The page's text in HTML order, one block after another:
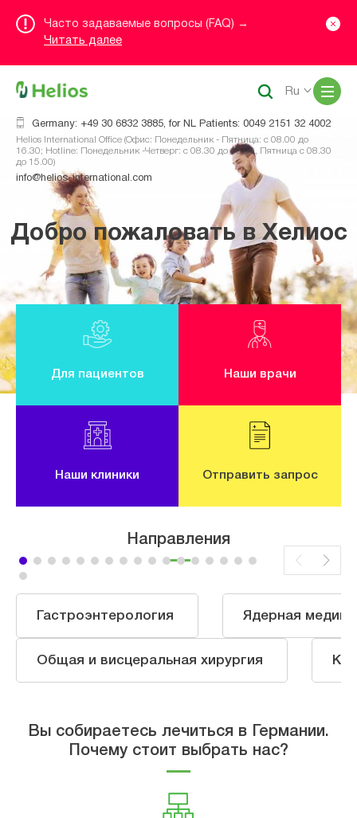
Часто задаваемые вопросы (FAQ) →
Читать далее
Germany: +49 30 6832 3885, for NL Patients: 0049 2151 32 4002
Helios International Office (Офис: Понедельник - Пятница: с 08.00 до
16.30; Hotline: Понедельник -Четверг: с 08.30 до 16.00, Пятница с 08.30
до 15.00)
info@helios-international.com
Ru
Добро пожаловать в Хелиос
Для пациентов Наши врачи
Наши клиники Отправить запрос
Направления
Гастроэнтерология Ядерная
Общая и висцеральная хирургия
Вы собираетесь лечиться в Германии.
Почему стоит выбрать нас?